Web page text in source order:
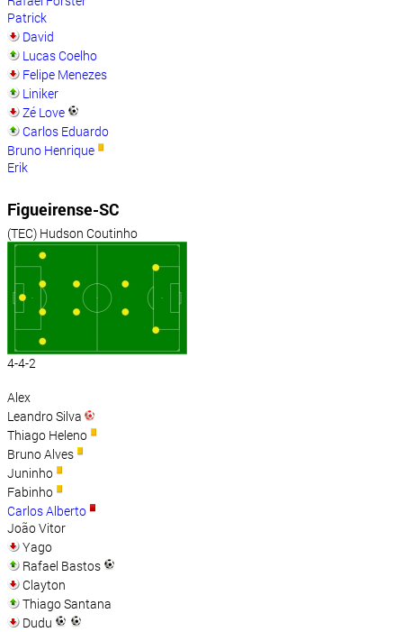
Patrick
David
Lucas Coelho
Felipe Menezes
Liniker
Zé Love
Carlos Eduardo
Bruno Henrique
Erik
Figueirense-SC
(TEC) Hudson Coutinho
4-4-2
Alex
Leandro Silva
Thiago Heleno
Bruno Alves
Juninho
Fabinho
Carlos Alberto
João Vitor
Yago
Rafael Bastos
Clayton
Thiago Santana
Dudu